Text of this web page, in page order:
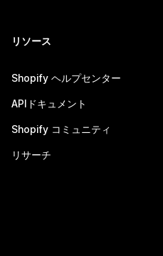
リソース
Shopify ヘルプセンター
APIドキュメント
Shopify コミュニティ
リサーチ